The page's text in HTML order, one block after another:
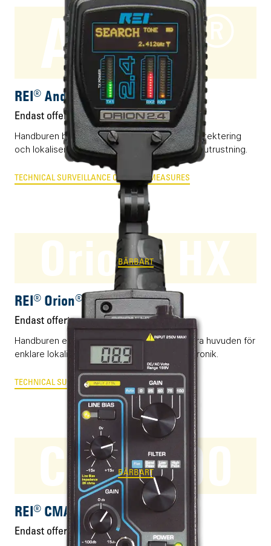
Andre®
BÄRBART
REI® Andre®
Endast offert
Handburen bredbandig radiomottagare för detektering
och lokalisering av otillåten och olaglig sändarutrustning.
TECHNICAL SURVEILLANCE COUNTER MEASURES
Orion® HX
BÄRBART
REI® Orion® HX
Endast offert
Handburen elektronikdetektor med utbytbara huvuden för
enklare lokalisering av dold och olovlig elektronik.
TECHNICAL SURVEILLANCE COUNTER MEASURES
CMA-100
BÄRBART
REI® CMA-100
Endast offert